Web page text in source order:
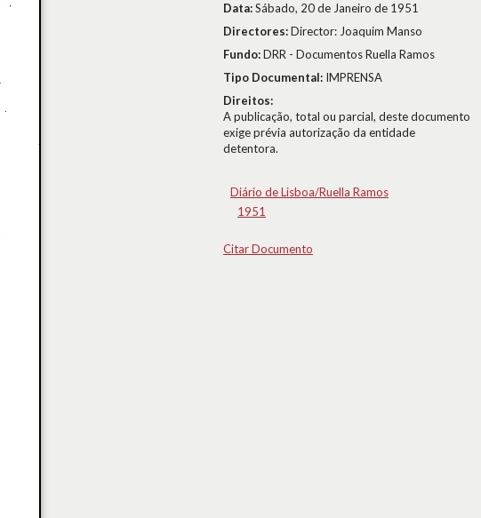
Data:Sábado, 20 de Janeiro de 1951
Directores:Director: Joaquim Manso
Fundo:DRR - Documentos Ruella Ramos
Tipo Documental: IMPRENSA
Direitos:
A publicação, total ou parcial, deste documento
exige prévia autorização da entidade
detentora.
Diário de Lisboa/Ruella Ramos
1951
Citar Documento